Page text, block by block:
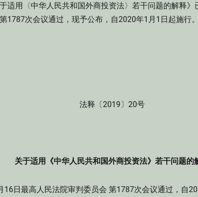
适用〈中华人民共和国外商投资法〉若干问题的解释》
1787次会议通过，现予公布，自2020年1月1日起施行。
法释〔2019〕20号
关于适用《中华人民共和国外商投资法》若干问题的
16日最高人民法院审判委员会 第1787次会议通过，自